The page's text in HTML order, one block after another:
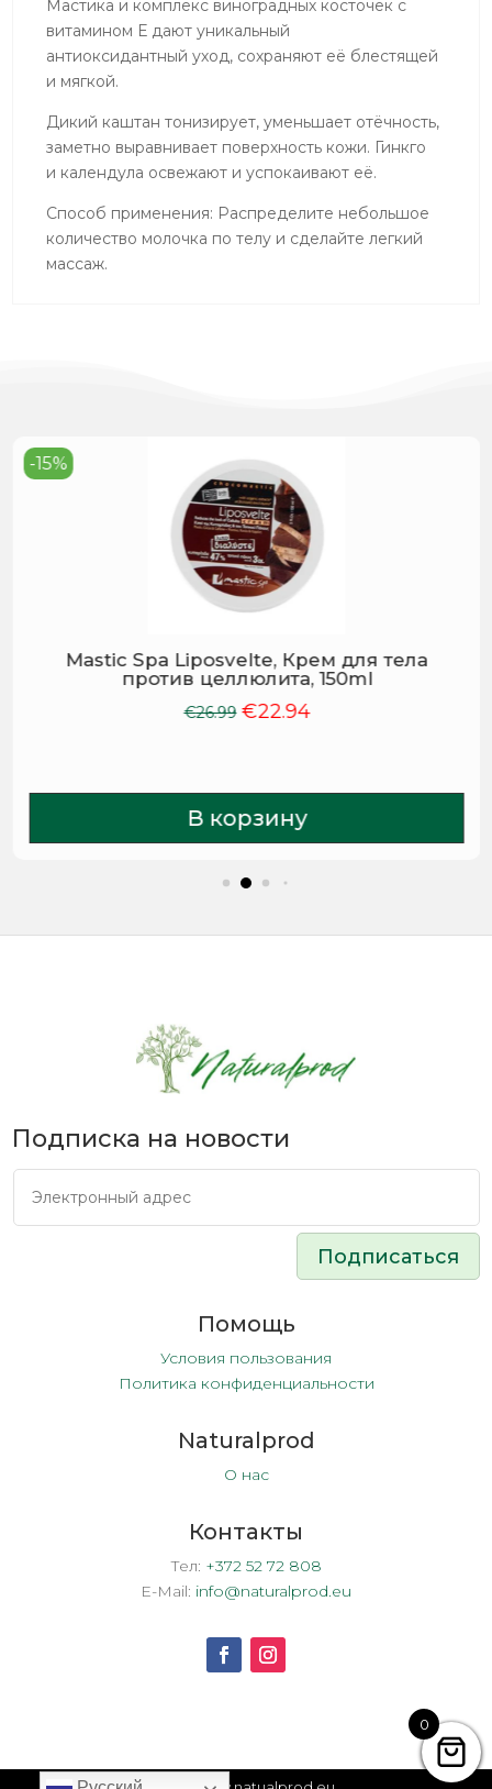
Мастика и комплекс виноградных косточек с
витамином Е дают уникальный
антиоксидантный уход, сохраняют её блестящей
и мягкой.
Дикий каштан тонизирует, уменьшает отёчность,
заметно выравнивает поверхность кожи. Гинкго
и календула освежают и успокаивают её.
Способ применения: Распределите небольшое
количество молочка по телу и сделайте легкий
массаж.
-15%
Mastic Spa Liposvelte, Крем для тела
против целлюлита, 150ml
€26.99 Первоначальная
€22.94Текущая
В корзину
Подписка на новости
Подписаться
Помощь
Условия пользования
Политика конфиденциальности
Naturalprod
О нас
Контакты
Тел: +372 52 72 808
E-Mail: info@naturalprod.eu
0